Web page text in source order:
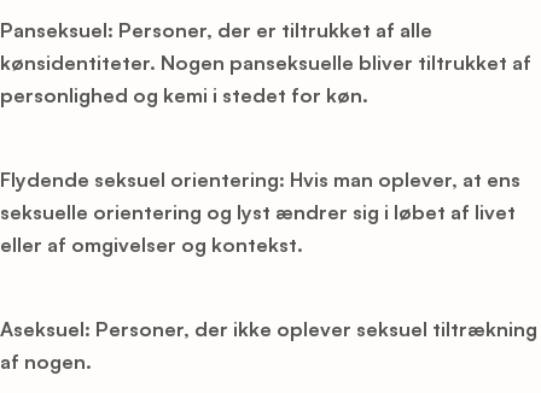
Panseksuel: Personer, der er tiltrukket af alle
kønsidentiteter. Nogen panseksuelle bliver tiltrukket af
personlighed og kemi i stedet for køn.
Flydende seksuel orientering: Hvis man oplever, at ens
seksuelle orientering og lyst ændrer sig i løbet af livet
eller af omgivelser og kontekst.
Aseksuel: Personer, der ikke oplever seksuel tiltrækning
af nogen.